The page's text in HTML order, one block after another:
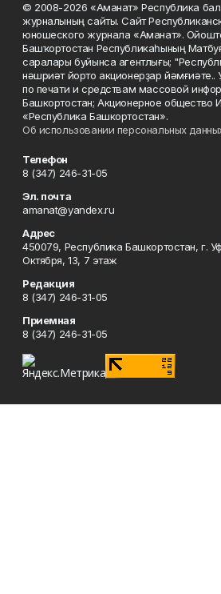
© 2008-2026 «Аманат» Республика
журналының сайты. Сайт
юношеского журнала «Аманат».
Башҡортостан Республикаһының
саралары буйынса агентлығы;
нәшриәт йорто акционерҙар йәмғиәте..
по печати и средствам массовой
Башкортостан; Акционерное общество
«Республика Башкортостан».
Об использовании персональных
Телефон
8 (347) 246-31-05
Эл. почта
amanat@yandex.ru
Адрес
450079, Республика Башкортостан, г.
Октября, 13, 7 этаж
Редакция
8 (347) 246-31-05
Приемная
8 (347) 246-31-05